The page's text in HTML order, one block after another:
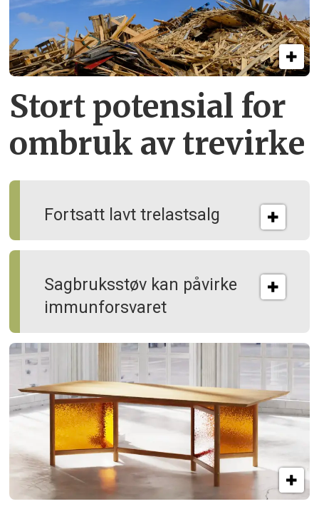
Stort potensial for
ombruk av tre­virke
Fortsatt lavt trelastsalg
Sagbruksstøv kan på­virke
immun­forsvaret